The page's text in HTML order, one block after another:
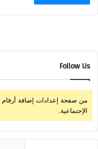
Follow Us
من صفحة إعدادات إضافة أرقام
الإجتماعية.